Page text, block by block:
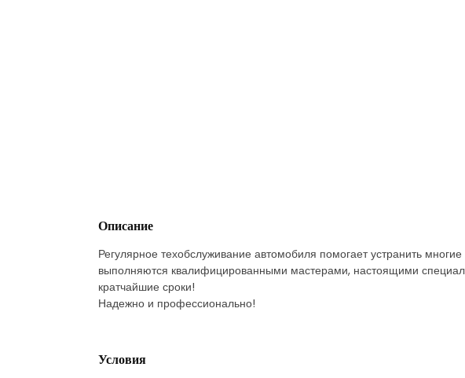
Описание
Регулярное техобслуживание автомобиля помогает устранить
выполняются квалифицированными мастерами, настоящими
кратчайшие сроки!
Надежно и профессионально!
Условия